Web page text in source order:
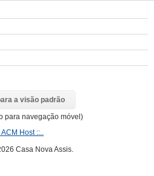
a visão padrão
para navegação móvel)
ACM Host ::..
Casa Nova Assis.